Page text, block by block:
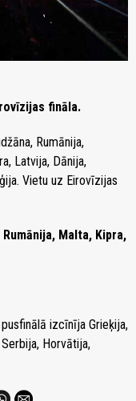
fināla.
Rumānija,
Latvija, Dānija,
Vietu uz Eirovīzijas
Malta, Kipra,
izcīnīja Grieķija,
Horvātija,